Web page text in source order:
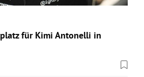
für Kimi Antonelli in